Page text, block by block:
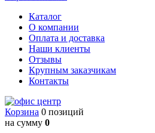
Каталог
О компании
Оплата и доставка
Наши клиенты
Отзывы
Крупным заказчикам
Контакты
Корзина 0 позиций
на сумму 0